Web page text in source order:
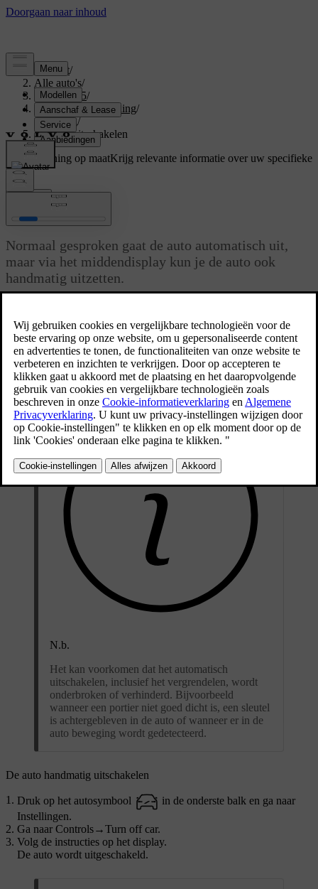
Support/
Alle auto's/
EX40 2025/
Gebruikershandleiding/
Driving/
De auto uitschakelen
Ondersteuning op maatKrijg relevante informatie over uw specifieke
auto.
De auto uitschakelen
Normaal gesproken gaat de auto automatisch uit,
maar via het middendisplay kun je de auto ook
handmatig uitzetten.
losmaken van gordels en het openen van portieren om uit te stappen.
De auto wordt automatisch uitgeschakeld nadat je de auto hebt
vergrendeld en bij de auto wegloopt. Er zijn echter situaties
denkbaar waarin je dat handmatig wilt doen.
N.b.
Het kan voorkomen dat het automatisch
uitschakelen, inclusief het vergrendelen, wordt
onderbroken of verhinderd. Bijvoorbeeld
wanneer een portier niet goed dicht is, een sleutel
is achtergebleven in de auto of wanneer er in de
auto beweging wordt gedetecteerd.
De auto handmatig uitschakelen
Druk op het autosymbool
in de onderste balk en ga naar
Instellingen.
Ga naar Controls→Turn off car.
Volg de instructies op het display.
De auto wordt uitgeschakeld.